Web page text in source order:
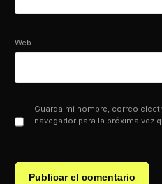
Web
Guarda mi nombre, correo
navegador para la próxima vez